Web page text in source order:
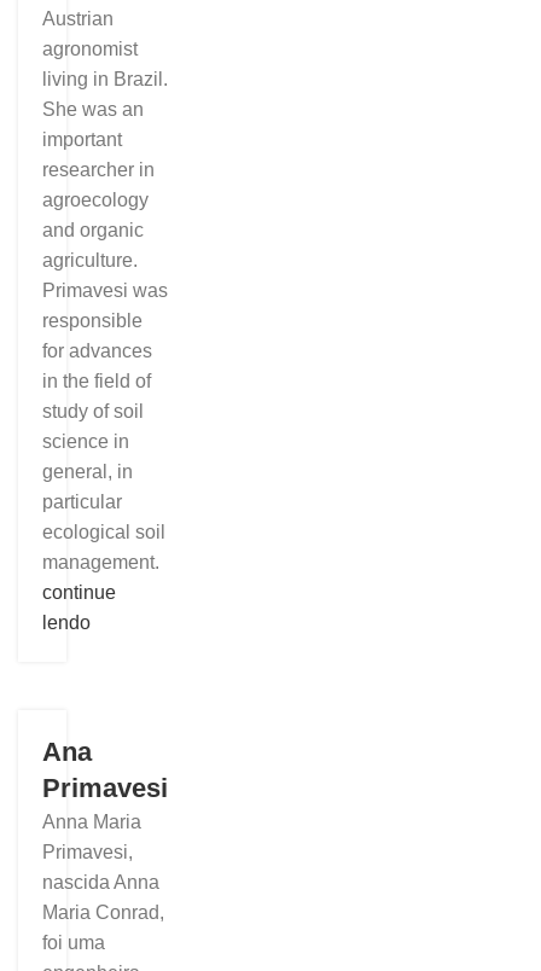
Austrian
agronomist
living in Brazil.
She was an
important
researcher in
agroecology
and organic
agriculture.
Primavesi was
responsible
for advances
in the field of
study of soil
science in
general, in
particular
ecological soil
management.
continue
lendo
Ana
Primavesi
Anna Maria
Primavesi,
nascida Anna
Maria Conrad,
foi uma